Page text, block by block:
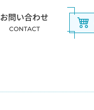
お問い合わせ
CONTACT